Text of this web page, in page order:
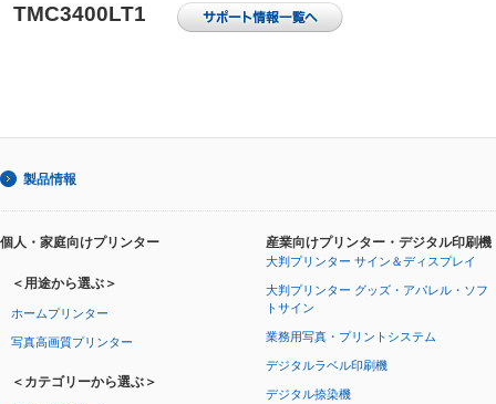
TMC3400LT1
製品情報
個人・家庭向けプリンター
＜用途から選ぶ＞
ホームプリンター
写真高画質プリンター
＜カテゴリーから選ぶ＞
産業向けプリンター・デジタル印刷機
大判プリンター サイン＆ディスプレイ
大判プリンター グッズ・アパレル・ソフ
トサイン
業務用写真・プリントシステム
デジタルラベル印刷機
デジタル捺染機